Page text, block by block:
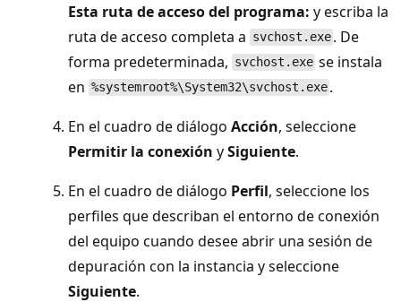
Esta ruta de acceso del programa: y escriba la
ruta de acceso completa a svchost.exe . De
forma predeterminada, svchost.exe se instala
en %systemroot%\System32\svchost.exe .
En el cuadro de diálogo Acción, seleccione
Permitir la conexión ySiguiente.
En el cuadro de diálogo Perfil, seleccione los
perfiles que describan el entorno de conexión
del equipo cuando desee abrir una sesión de
depuración con la instancia y seleccione
Siguiente.